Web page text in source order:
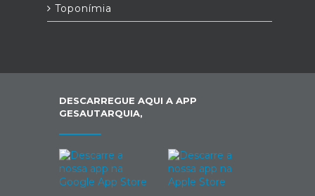
Toponímia
DESCARREGUE AQUI A APP
GESAUTARQUIA,